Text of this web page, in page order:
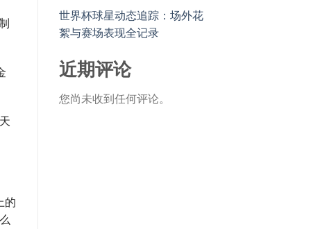
的
世界杯球星动态追踪：场外花
絮与赛场表现全记录
近期评论
您尚未收到任何评论。